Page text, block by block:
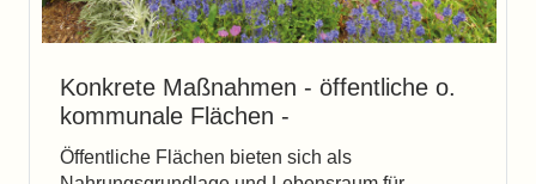
Konkrete Maßnahmen - öffentliche o.
kommunale Flächen -
Öffentliche Flächen bieten sich als